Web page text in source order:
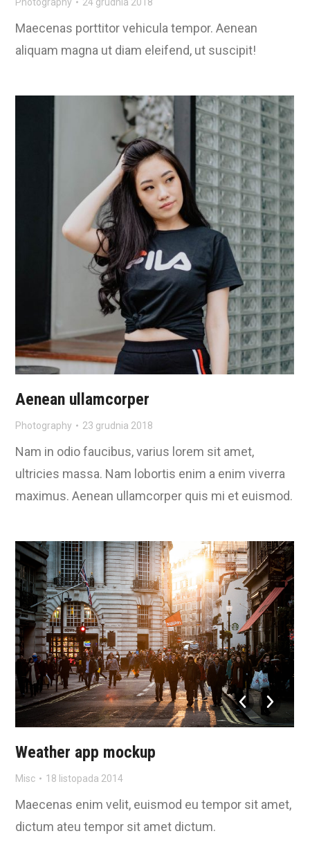
Maecenas porttitor vehicula tempor. Aenean
aliquam magna ut diam eleifend, ut suscipit!
Aenean ullamcorper
Photography 23 grudnia 2018
Nam in odio faucibus, varius lorem sit amet,
ultricies massa. Nam lobortis enim a enim viverra
maximus. Aenean ullamcorper quis mi et euismod.
Weather app mockup
Misc 18 listopada 2014
Maecenas enim velit, euismod eu tempor sit amet,
dictum ateu tempor sit amet dictum.